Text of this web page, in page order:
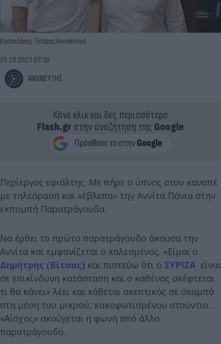
Κασσελάκης Τσίπρας/eurokinissi
ΑΝΙΧΝΕΥΤΗΣ
26.10.2023 07:30
Κάνε κλικ και δες περισσότερο
Flash.grστην αναζήτηση της Google
Περίεργος εφιάλτης. Με πήρε ο ύπνος στον καναπέ
με τηλεόραση και «έβλεπα» την Αννίτα Πάνια στην
εκπομπή Παρατράγουδα.
Να έρθει το πρώτο παρατράγουδο άκουσα την
Αννίτα και εμφανίζεται ο καλεσμένος. «Είμαι ο
Δημήτρης (Βίτσας) και πιστεύω ότι ο ΣΥΡΙΖΑ είναι
σε επικίνδυνη κατάσταση και ο καθένας σκέφτεται
τι θα κάνει» λέει και κάθεται σκεπτικός σε σκαμπό
στη μέση του μικρού, κακοφωτισμένου στούντιο.
«Αίσχος» ακούγεται η φωνή από άλλο
παρατράγουδο.